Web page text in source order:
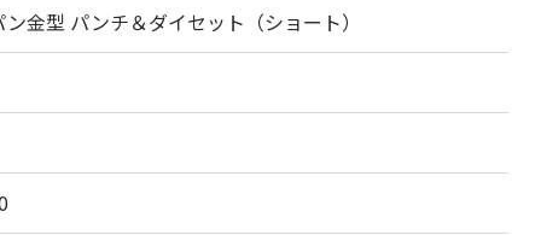
金型 パンチ＆ダイセット（ショート）